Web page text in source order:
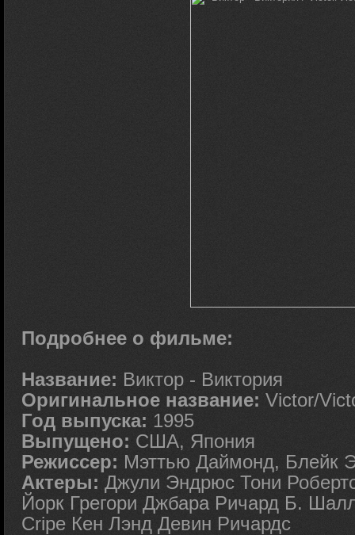
Подробнее о фильме:
Название: Виктор - Виктория
Оригинальное название: Victor/
Год выпуска: 1995
Выпущено: США, Япония
Режиссер: Мэттью Даймонд, Блейк
Актеры: Джули Эндрюс Тони
Йорк Грегори Джбара Ричард Б.
Cripe Кен Лэнд Девин Ричардс